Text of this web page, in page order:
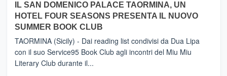
da
Neos
PIEDIMONTE
ETNEO
–
Meta
turistica
privilegiata
secondo
IL SAN DOMENICO PALACE TAORMINA, UN
HOTEL FOUR SEASONS PRESENTA IL NUOVO
SUMMER BOOK CLUB
TAORMINA (Sicily) - Dai reading list condivisi da Dua Lipa
con il suo Service95 Book Club agli incontri del Miu Miu
Literary Club durante il...